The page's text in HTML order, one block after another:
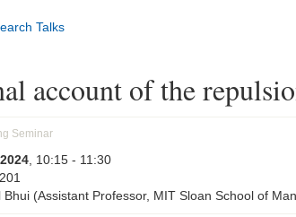
Talks
account of the
Seminar
, 10:15 - 11:30
Bhui (Assistant Professor, MIT Sloan School of